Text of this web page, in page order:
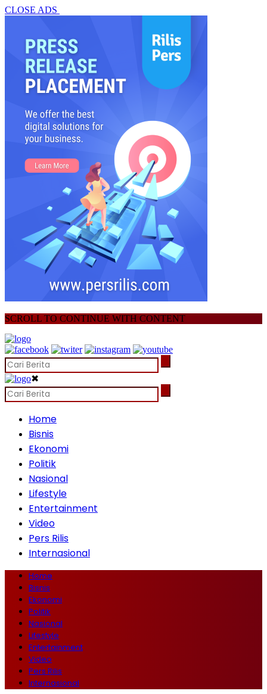
CLOSE ADS
SCROLL TO CONTINUE WITH CONTENT
✖
Home
Bisnis
Ekonomi
Politik
Nasional
Lifestyle
Entertainment
Video
Pers Rilis
Internasional
Home
Bisnis
Ekonomi
Politik
Nasional
Lifestyle
Entertainment
Video
Pers Rilis
Internasional